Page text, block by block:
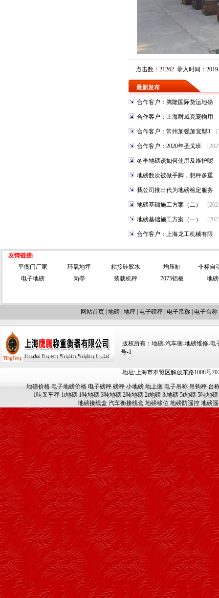
点击数：21262 录入时间：
最新发布
合作客户：腾隆国际货运地磅
合作客户：上海耐威克宠物用
合作客户：常州加强加宽型3
合作客户：2020年圣戈班
冬季地磅该如何使用及维护呢
地磅数次被做手脚，想秤多重
我公司推出代为地磅检定服务
地磅基础施工方案（二）
地磅基础施工方案（一）
合作客户：上海龙工机械有限
友情链接:
平衡门厂家
环氧地坪 粘接硅胶水 增压缸
非标自
电子地磅
岗亭 装载机秤 7075铝板 地
网站首页 地磅 地秤 电子磅秤 电子吊称 电子台称
版权所有：地磅-汽车衡-地磅维修-电
号-1
地址:上海市奉贤区解放东路1008号
地磅价格 电子地磅价格 电子磅秤 磅秤 小地磅 地上衡 电子吊称 吊钩秤 台
1吨叉车秤 1t地磅 1吨地磅 3吨地磅 2吨地磅 2t地磅 3t地磅 5t地磅 5吨地磅
地磅接线盒 汽车衡接线盒 地磅移位 地磅防遥控 地磅